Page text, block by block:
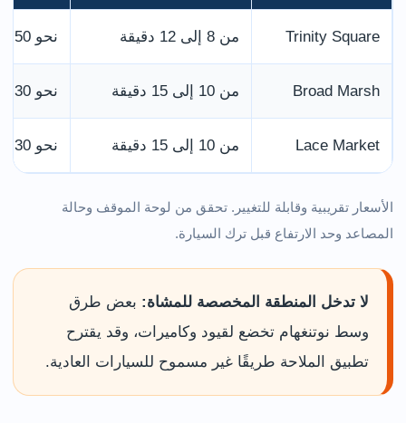
Trinity Square من 8 إلى 12 دقيقة نحو 6.50 جنيهات
Broad Marsh من 10 إلى 15 دقيقة نحو 5.30 جنيهات
Lace Market من 10 إلى 15 دقيقة نحو 6.30 جنيهات
الأسعار تقريبية وقابلة للتغيير. تحقق من لوحة الموقف وحالة
المصاعد وحد الارتفاع قبل ترك السيارة.
لا تدخل المنطقة المخصصة للمشاة: بعض طرق
وسط نوتنغهام تخضع لقيود وكاميرات، وقد يقترح
تطبيق الملاحة طريقًا غير مسموح للسيارات العادية.